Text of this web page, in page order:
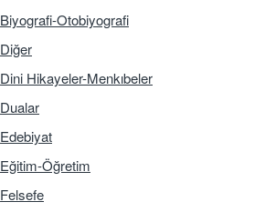
Biyografi-Otobiyografi
Diğer
Dini Hikayeler-Menkıbeler
Dualar
Edebiyat
Eğitim-Öğretim
Felsefe